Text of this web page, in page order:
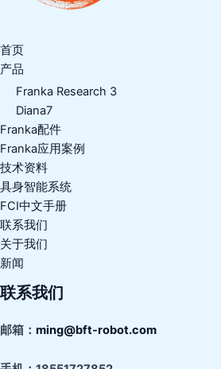
首页
产品
Franka Research 3
Diana7
Franka配件
Franka应用案例
技术资料
具身智能系统
FCI中文手册
联系我们
关于我们
新闻
联系我们
邮箱： ming@bft-robot.com